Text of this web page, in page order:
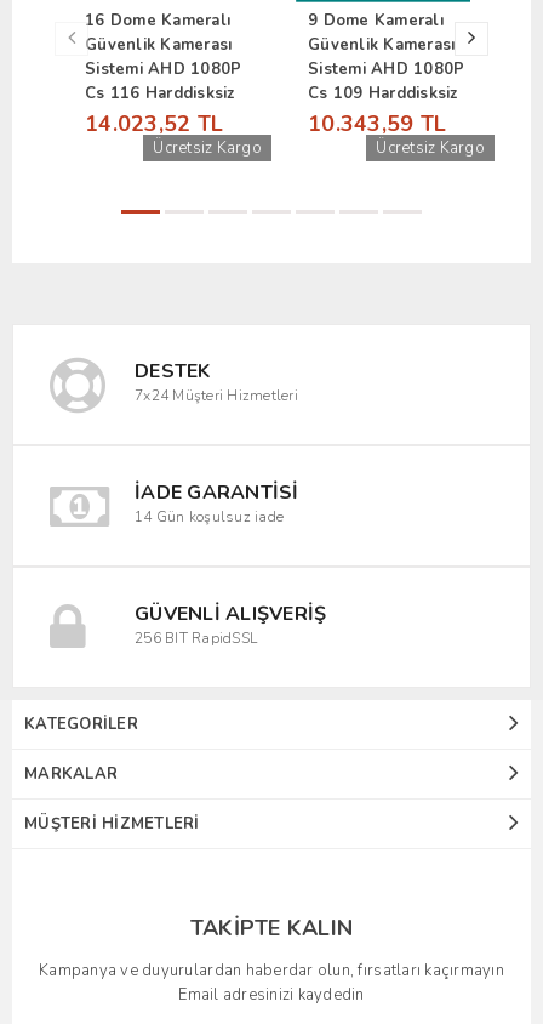
16 Dome Kameralı
Güvenlik Kamerası
Sistemi AHD 1080P
Cs 116 Harddisksiz
14.023,52 TL
Ücretsiz Kargo
9 Dome Kameralı
Güvenlik Kamerası
Sistemi AHD 1080P
Cs 109 Harddisksiz
10.343,59 TL
Ücretsiz Kargo
DESTEK
7x24 Müşteri Hizmetleri
İADE GARANTISI
14 Gün koşulsuz iade
GÜVENLI ALIŞVERIŞ
256 BIT RapidSSL
KATEGORILER
MARKALAR
MÜŞTERI HIZMETLERI
TAKIPTE KALIN
Kampanya ve duyurulardan haberdar olun, fırsatları kaçırmayın
Email adresinizi kaydedin